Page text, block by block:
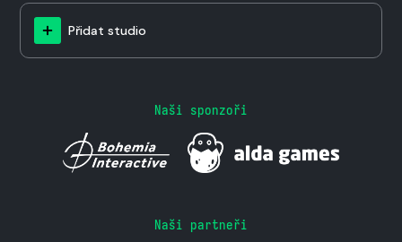
Přidat studio
Naši sponzoři
Naši partneři